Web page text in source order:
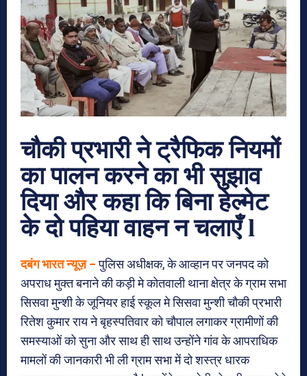
चौकी प्रभारी ने ट्रैफिक नियमों
का पालन करने का भी सुझाव
दिया और कहा कि बिना हेल्मेट
के दो पहिया वाहन न चलाएँ l
दबंग भारत न्यूज़ –पुलिस अधीक्षक, के आव्हान पर जनपद को
अपराध मुक्त बनाने की कड़ी मे कोतवाली थाना क्षेत्र के ग्राम सभा
सिसवा मुन्शी के जूनियर हाई स्कूल मे सिसवा मुन्शी चौकी प्रभारी
रितेश कुमार राय ने बृहस्पतिवार को चौपाल लगाकर ग्रामीणों की
समस्याओं को सुना और साथ ही साथ उन्होंने गांव के आपराधिक
मामलों की जानकारी भी ली ग्राम सभा में दो शस्त्र धारक